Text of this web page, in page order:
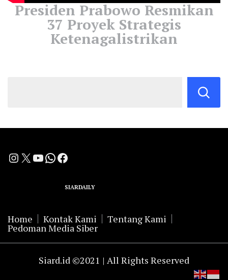
Presiden Prabowo Resmikan
37 Proyek Strategis
Ketenagalistrikan
Instagram
X YouTube
WhatsApp
Facebook
SIARDAILY
Home Kontak Kami Tentang Kami
Pedoman Media Siber
Siard.id ©2021 | All Rights Reserved